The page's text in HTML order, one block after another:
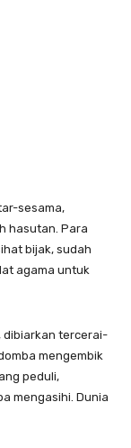
sesama,
hasutan. Para
bijak, sudah
agama untuk
dibiarkan tercerai-
mengembik
peduli,
mengasihi. Dunia